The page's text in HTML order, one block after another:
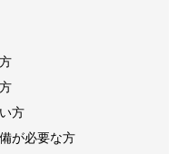
方
が必要な方